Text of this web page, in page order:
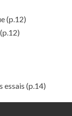
(p.12)
(p.12)
essais (p.14)